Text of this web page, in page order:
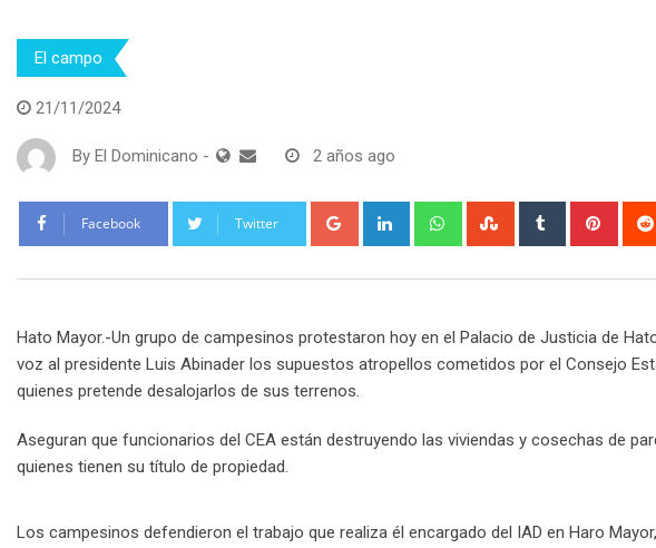
El campo
21/11/2024
By El Dominicano - 2 años ago
Facebook Twitter Google+ LinkedIn WhatsappStumbleUpon
Tumblr
Hato Mayor.-Un grupo de campesinos protestaron hoy en el Palacio de Justicia de
voz al presidente Luis Abinader los supuestos atropellos cometidos por el Consejo
quienes pretende desalojarlos de sus terrenos.
Aseguran que funcionarios del CEA están destruyendo las viviendas y cosechas de
quienes tienen su título de propiedad.
Los campesinos defendieron el trabajo que realiza él encargado del IAD en Haro